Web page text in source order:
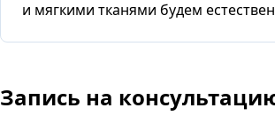
и мягкими тканями будем
Запись на